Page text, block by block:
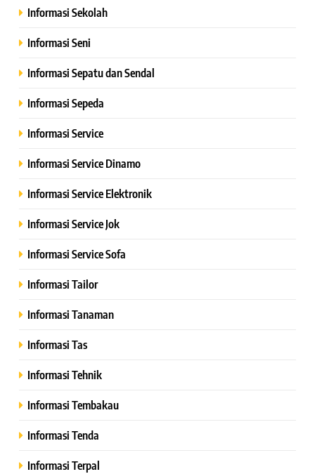
Informasi Sekolah
Informasi Seni
Informasi Sepatu dan Sendal
Informasi Sepeda
Informasi Service
Informasi Service Dinamo
Informasi Service Elektronik
Informasi Service Jok
Informasi Service Sofa
Informasi Tailor
Informasi Tanaman
Informasi Tas
Informasi Tehnik
Informasi Tembakau
Informasi Tenda
Informasi Terpal